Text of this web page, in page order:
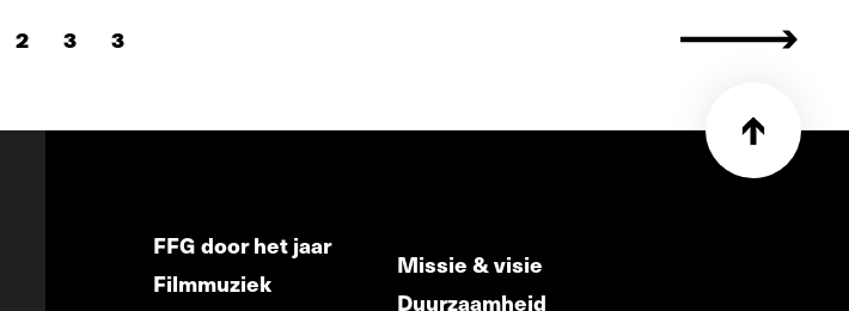
2 3 3
FFG door het jaar
Filmmuziek
Missie & visie
Duurzaamheid